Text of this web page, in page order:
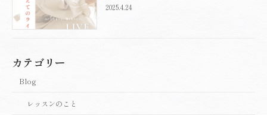
2025.4.24
カテゴリー
Blog
レッスンのこと